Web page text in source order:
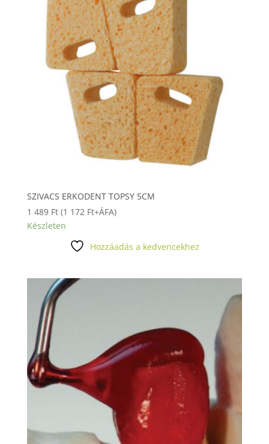
SZIVACS ERKODENT TOPSY 5CM
1 489 Ft (1 172 Ft+ÁFA)
Készleten
Hozzáadás a kedvencekhez